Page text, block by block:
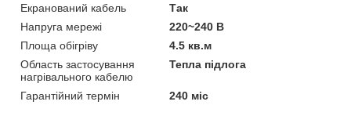
Екранований кабель
Так
Напруга мережі
220~240 В
Площа обігріву
4.5 кв.м
Область застосування
нагрівального кабелю
Тепла підлога
Гарантійний термін 240 міс